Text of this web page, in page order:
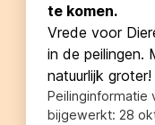
te komen.
Vrede voor
in de peilingen.
natuurlijk groter!
Peilinginformatie
bijgewerkt:28